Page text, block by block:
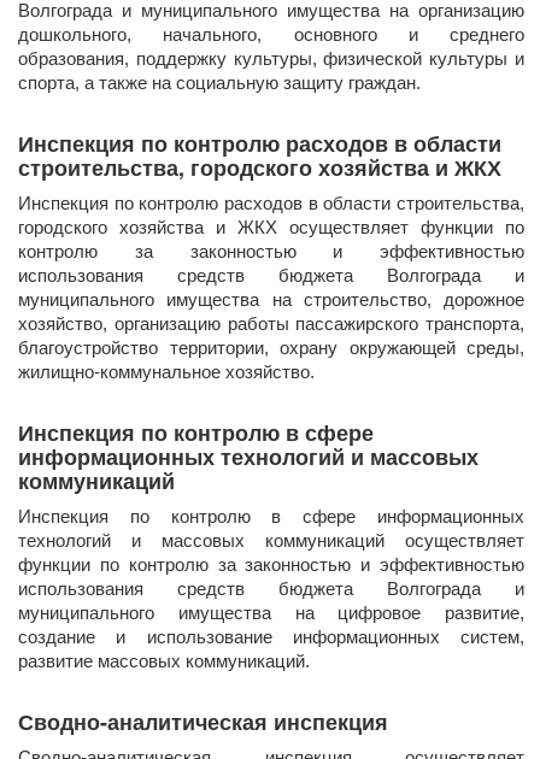
Волгограда и муниципального имущества на организацию
дошкольного, начального, основного и среднего
образования, поддержку культуры, физической культуры и
спорта, а также на социальную защиту граждан.
Инспекция по контролю расходов в области
строительства, городского хозяйства и ЖКХ
​Инспекция по контролю расходов в области строительства,
городского хозяйства и ЖКХ осуществляет функции по
контролю за законностью и эффективностью
использования средств бюджета Волгограда и
муниципального имущества на строительство, дорожное
хозяйство, организацию работы пассажирского транспорта,
благоустройство территории, охрану окружающей среды,
жилищно-коммунальное хозяйство.
Инспекция по контролю в сфере
информационных технологий и массовых
коммуникаций
​Инспекция по контролю в сфере информационных
технологий и массовых коммуникаций осуществляет
функции по контролю за законностью и эффективностью
использования средств бюджета Волгограда и
муниципального имущества на цифровое развитие,
создание и использование информационных систем,
развитие массовых коммуникаций.
Сводно-аналитическая инспекция